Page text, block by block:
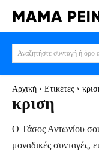
Αναζητήστε συνταγή ή όρο
Αρχική Ετικέτες
κριση
Ο Τάσος Αντωνίου
μοναδικές συνταγές,